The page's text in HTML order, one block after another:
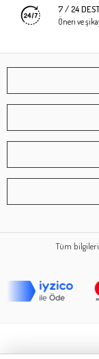
7 / 24
Öneri ve
Tüm